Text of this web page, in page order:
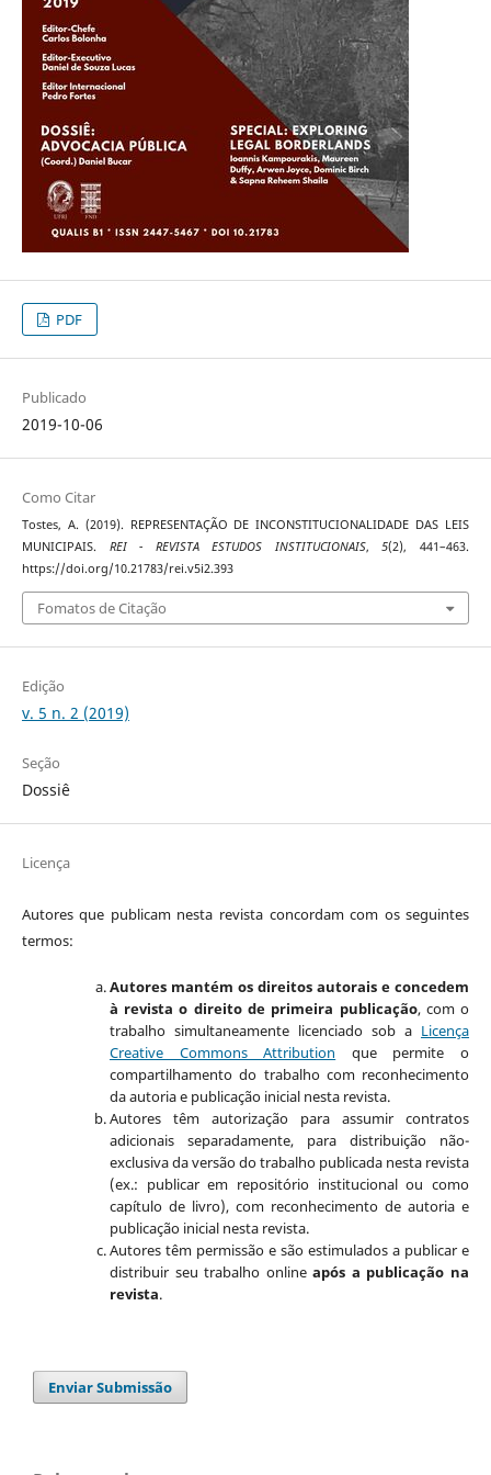
PDF
Publicado
2019-10-06
Como Citar
Tostes, A. (2019). REPRESENTAÇÃO DE INCONSTITUCIONALIDADE DAS LEIS
MUNICIPAIS. REI - REVISTA ESTUDOS INSTITUCIONAIS,5(2), 441–463.
https://doi.org/10.21783/rei.v5i2.393
Fomatos de Citação
Edição
v. 5 n. 2 (2019)
Seção
Dossiê
Licença
Autores que publicam nesta revista concordam com os seguintes
termos:
Autores mantém os direitos autorais e concedem
à revista o direito de primeira publicação, com o
trabalho simultaneamente licenciado sob a Licença
Creative Commons Attribution que permite o
compartilhamento do trabalho com reconhecimento
da autoria e publicação inicial nesta revista.
Autores têm autorização para assumir contratos
adicionais separadamente, para distribuição não-
exclusiva da versão do trabalho publicada nesta revista
(ex.: publicar em repositório institucional ou como
capítulo de livro), com reconhecimento de autoria e
publicação inicial nesta revista.
Autores têm permissão e são estimulados a publicar e
distribuir seu trabalho onlineapós a publicação na
revista.
Enviar Submissão